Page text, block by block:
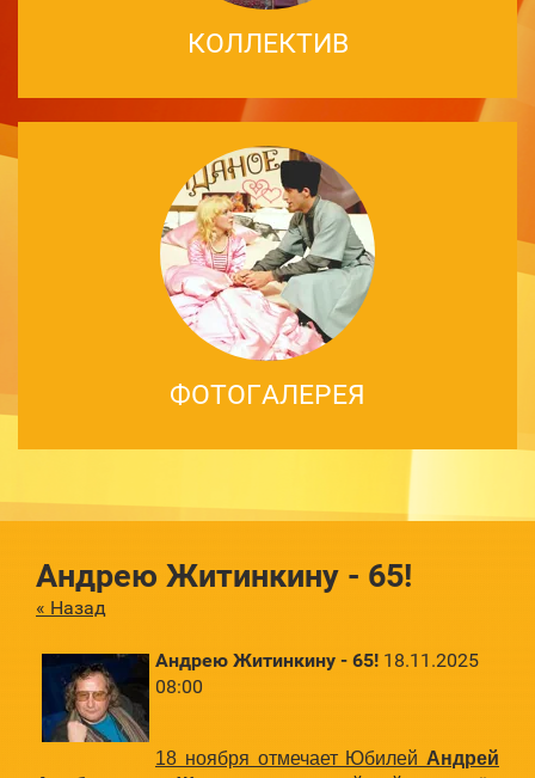
КОЛЛЕКТИВ
ФОТОГАЛЕРЕЯ
Андрею Житинкину - 65!
« Назад
Андрею Житинкину - 65! 18.11.2025
08:00
18 ноября отмечает Юбилей Андрей